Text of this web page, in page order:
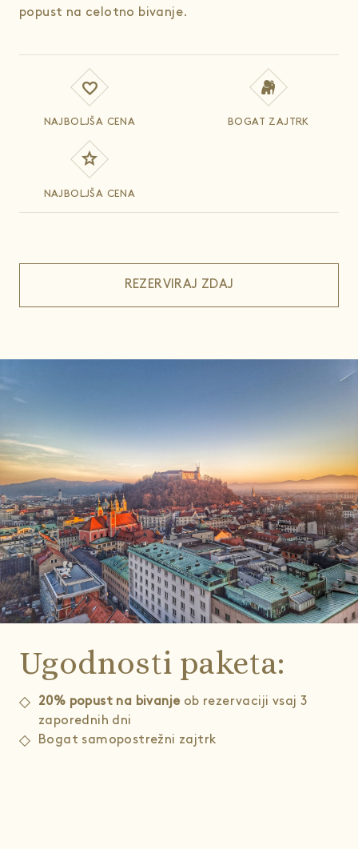
popust na celotno bivanje.
NAJBOLJŠA CENA BOGAT ZAJTRK
NAJBOLJŠA CENA
REZERVIRAJ ZDAJ
Ugodnosti paketa:
20% popust na bivanje ob rezervaciji vsaj 3
zaporednih dni
Bogat samopostrežni zajtrk